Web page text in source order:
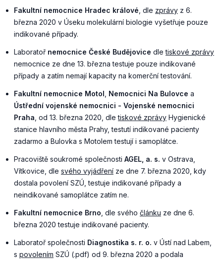
Fakultní nemocnice Hradec králové , dle zprávy z 6.
března 2020 v Úseku molekulární biologie vyšetřuje pouze
indikované případy.
Laboratoř nemocnice České Budějovice dletiskové zprávy
nemocnice ze dne 13. března testuje pouze indikované
případy a zatím nemají kapacity na komerční testování.
Fakultní nemocnice Motol Nemocnici Na Bulovce a
Ústřední vojenské nemocnici - Vojenské nemocnici
Praha , od 13. března 2020, dletiskové zprávy Hygienické
stanice hlavního města Prahy, testutí indikované pacienty
zadarmo a Bulovka s Motolem testují i samoplátce.
Pracoviště soukromé společnosti AGEL, a. s. v Ostrava,
Vítkovice, dle svého vyjádření ze dne 7. března 2020, kdy
dostala povolení SZÚ, testuje indikované případy a
neindikované samoplátce zatím ne.
Fakultní nemocnice Brno , dle svého článku ze dne 6.
března 2020 testuje indikované pacienty.
Laboratoř společnosti Diagnostika s. r. o. v Ústí nad Labem,
s povolením SZÚ (.pdf) od 9. března 2020 a podala